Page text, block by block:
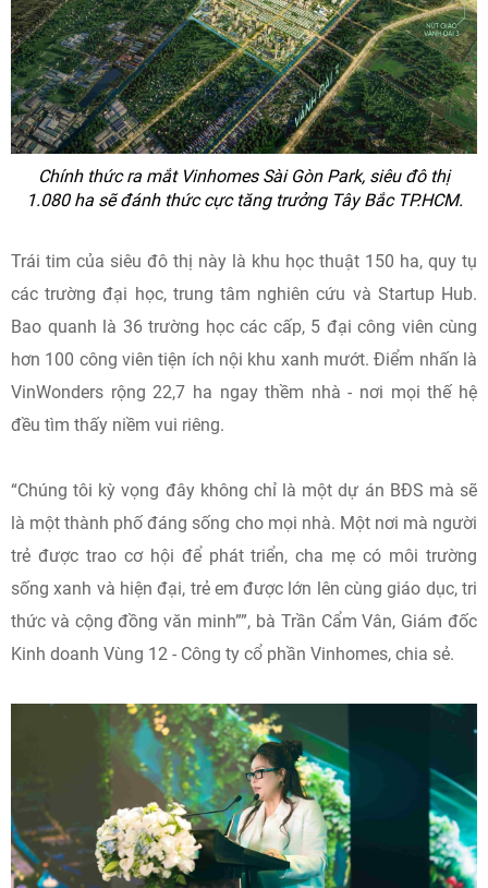
Chính thức ra mắt Vinhomes Sài Gòn Park, siêu đô thị
1.080 ha sẽ đánh thức cực tăng trưởng Tây Bắc TP.HCM.
Trái tim của siêu đô thị này là khu học thuật 150 ha, quy tụ
các trường đại học, trung tâm nghiên cứu và Startup Hub.
Bao quanh là 36 trường học các cấp, 5 đại công viên cùng
hơn 100 công viên tiện ích nội khu xanh mướt. Điểm nhấn là
VinWonders rộng 22,7 ha ngay thềm nhà - nơi mọi thế hệ
đều tìm thấy niềm vui riêng.
“Chúng tôi kỳ vọng đây không chỉ là một dự án BĐS mà sẽ
là một thành phố đáng sống cho mọi nhà. Một nơi mà người
trẻ được trao cơ hội để phát triển, cha mẹ có môi trường
sống xanh và hiện đại, trẻ em được lớn lên cùng giáo dục, tri
thức và cộng đồng văn minh””, bà Trần Cẩm Vân, Giám đốc
Kinh doanh Vùng 12 - Công ty cổ phần Vinhomes, chia sẻ.